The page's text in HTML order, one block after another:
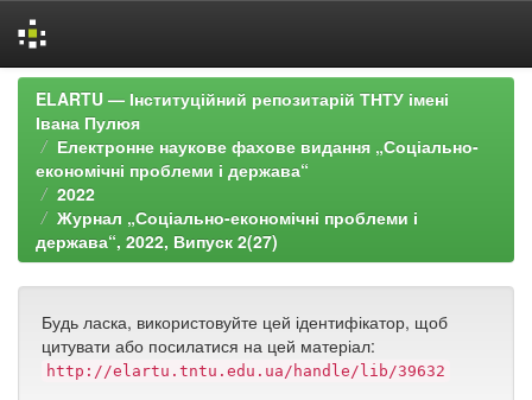
Skip
navigation
ELARTU — Інституційний репозитарій ТНТУ імені
Івана Пулюя
Електронне наукове фахове видання „Соціально-
економічні проблеми і держава“
2022
Журнал „Соціально-економічні проблеми і
держава“, 2022, Випуск 2(27)
Будь ласка, використовуйте цей ідентифікатор, щоб
цитувати або посилатися на цей матеріал:
http://elartu.tntu.edu.ua/handle/lib/39632